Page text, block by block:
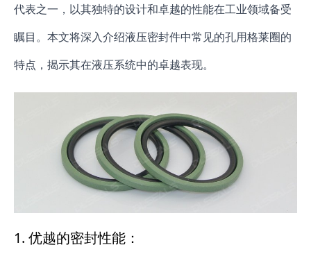
代表之一，以其独特的设计和卓越的性能在工业领域备受
瞩目。本文将深入介绍液压密封件中常见的孔用格莱圈的
特点，揭示其在液压系统中的卓越表现。
1. 优越的密封性能：